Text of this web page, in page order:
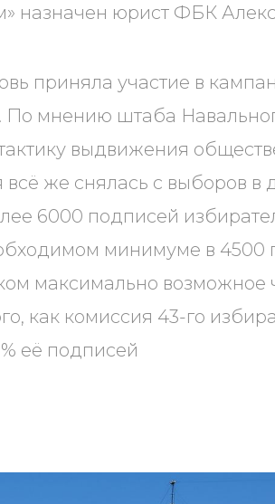
назначен юрист ФБК
приняла участие в
мнению штаба
выдвижения
же снялась с выборов в
6000 подписей
минимуме в 4500
максимально
как комиссия 43-го
её подписей